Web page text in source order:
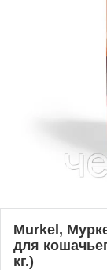
Murkel,
для
кг.)